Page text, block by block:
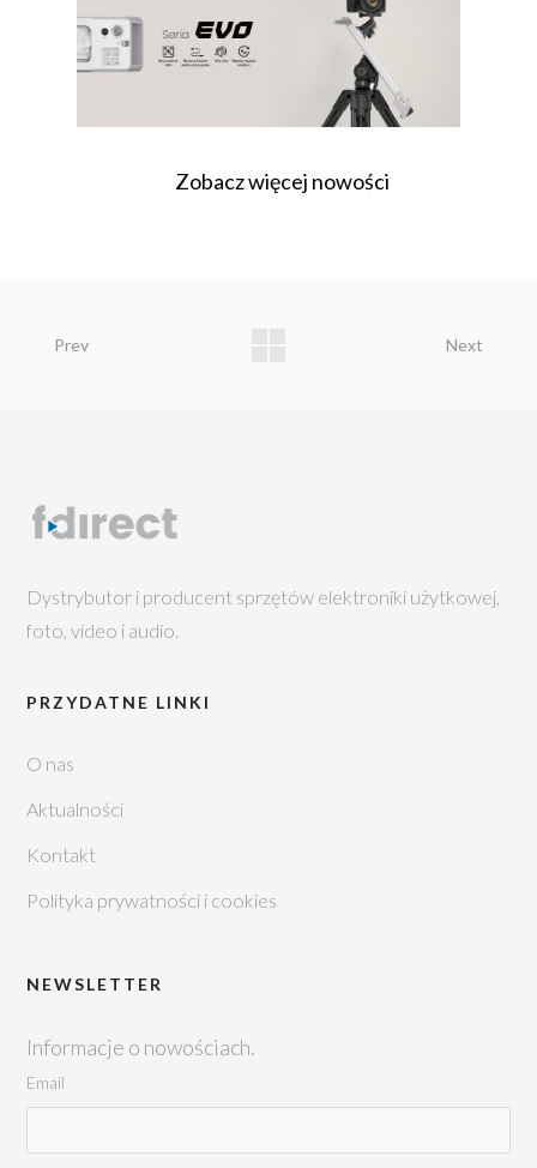
Zobacz więcej nowości
Prev Next
Dystrybutor i producent sprzętów elektroniki użytkowej,
foto, video i audio.
PRZYDATNE LINKI
O nas
Aktualności
Kontakt
Polityka prywatności i cookies
NEWSLETTER
Informacje o nowościach.
Email